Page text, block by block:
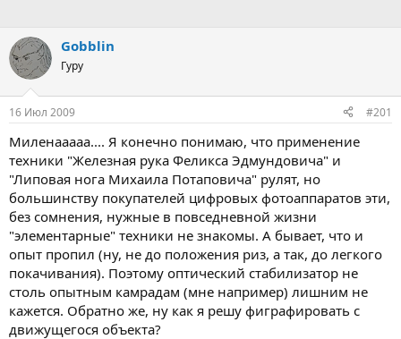
о
р
т
е
м
ы
н
а
а
Gobblin
Гуру
16 Июл 2009 #201
Миленааааа.... Я конечно понимаю, что применение
техники "Железная рука Феликса Эдмундовича" и
"Липовая нога Михаила Потаповича" рулят, но
большинству покупателей цифровых фотоаппаратов эти,
без сомнения, нужные в повседневной жизни
"элементарные" техники не знакомы. А бывает, что и
опыт пропил (ну, не до положения риз, а так, до легкого
покачивания). Поэтому оптический стабилизатор не
столь опытным камрадам (мне например) лишним не
кажется. Обратно же, ну как я решу фиграфировать с
движущегося объекта?